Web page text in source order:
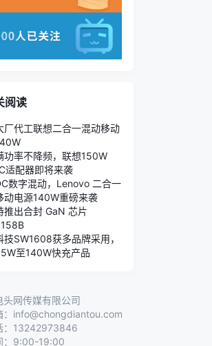
阅读
厂代工联想二合一混动移动
功率不降频，联想150W
适配器即将来袭
数字混动，Lenovo 二合一
动电源140W重磅来袭
推出合封 GaN 芯片
技SW1608获多品牌采用，
至140W快充产品
头网传媒有限公司
：info@chongdiantou.com
：13242973846
：9:00-19:00